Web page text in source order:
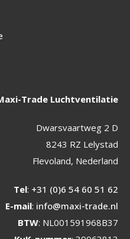
Trade Luchtventilatie
Dwarsvaartweg 2 D
8243 RZ Lelystad
Flevoland, Nederland
Tel: +31 (0)6 54 60 51 62
E-mail: info@maxi-trade.nl
BTW: NL001591968B37